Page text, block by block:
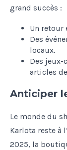
grand succès :
Un retour
Des
locaux.
Des jeux-
articles
Anticiper
Le monde du
Karlota reste à
2025, la